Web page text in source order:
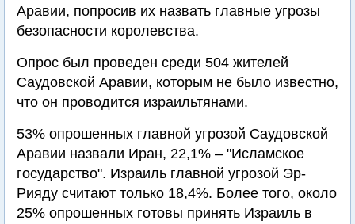
Аравии, попросив их назвать главные угрозы
безопасности королевства.
Опрос был проведен среди 504 жителей
Саудовской Аравии, которым не было известно,
что он проводится израильтянами.
53% опрошенных главной угрозой Саудовской
Аравии назвали Иран, 22,1% – "Исламское
государство". Израиль главной угрозой Эр-
Рияду считают только 18,4%. Более того, около
25% опрошенных готовы принять Израиль в